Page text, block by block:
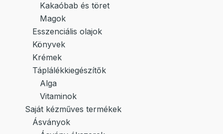
Kakaóbab és töret
Magok
Esszenciális olajok
Könyvek
Krémek
Táplálékkiegészítők
Alga
Vitaminok
Saját kézműves termékek
Ásványok